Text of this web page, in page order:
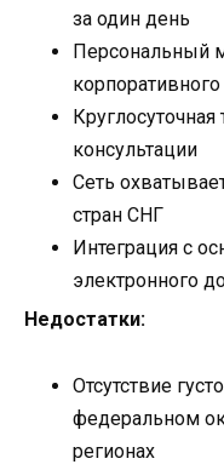
за один день
Персональный
консультации
Сеть
стран СНГ
Интеграция с
электронного
Недостатки:
Отсутствие
федеральном
регионах